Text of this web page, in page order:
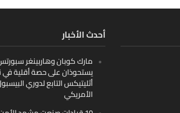
أحدث الأخبار
مارك كوبان وهاربينغر سبورتس
يستحوذان على حصة أقلية في
أثليتيكس التابع لدوري
الأمريكي